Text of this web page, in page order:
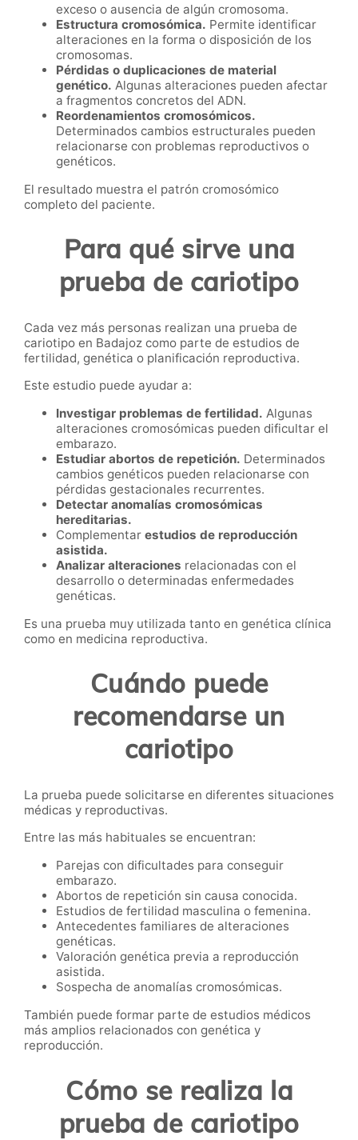
exceso o ausencia de algún cromosoma.
Estructura cromosómica. Permite identificar
alteraciones en la forma o disposición de los
cromosomas.
Pérdidas o duplicaciones de material
genético. Algunas alteraciones pueden afectar
a fragmentos concretos del ADN.
Reordenamientos cromosómicos.
Determinados cambios estructurales pueden
relacionarse con problemas reproductivos o
genéticos.
El resultado muestra el patrón cromosómico
completo del paciente.
Para qué sirve una
prueba de cariotipo
Cada vez más personas realizan una prueba de
cariotipo en Badajoz como parte de estudios de
fertilidad, genética o planificación reproductiva.
Este estudio puede ayudar a:
Investigar problemas de fertilidad. Algunas
alteraciones cromosómicas pueden dificultar el
embarazo.
Estudiar abortos de repetición. Determinados
cambios genéticos pueden relacionarse con
pérdidas gestacionales recurrentes.
Detectar anomalías cromosómicas
hereditarias.
Complementar estudios de reproducción
asistida.
Analizar alteraciones relacionadas con el
desarrollo o determinadas enfermedades
genéticas.
Es una prueba muy utilizada tanto en genética clínica
como en medicina reproductiva.
Cuándo puede
recomendarse un
cariotipo
La prueba puede solicitarse en diferentes situaciones
médicas y reproductivas.
Entre las más habituales se encuentran:
Parejas con dificultades para conseguir
embarazo.
Abortos de repetición sin causa conocida.
Estudios de fertilidad masculina o femenina.
Antecedentes familiares de alteraciones
genéticas.
Valoración genética previa a reproducción
asistida.
Sospecha de anomalías cromosómicas.
También puede formar parte de estudios médicos
más amplios relacionados con genética y
reproducción.
Cómo se realiza la
prueba de cariotipo